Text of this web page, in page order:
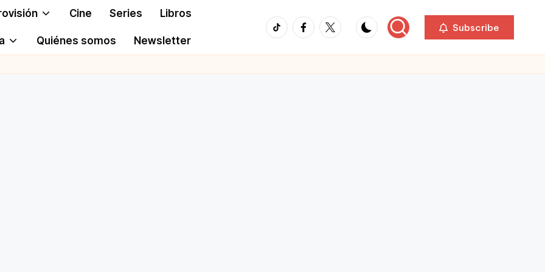
Cine Series Libros
Quiénes somos Newsletter
TikTokFacebook
Twitter Subscribe